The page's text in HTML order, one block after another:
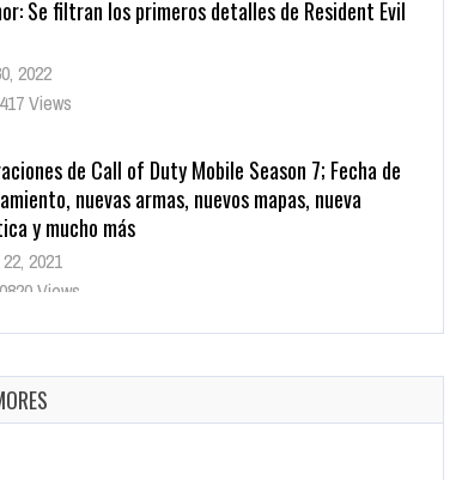
Se filtran los primeros detalles de Resident Evil
2022
Views
de Call of Duty Mobile Season 7; Fecha de
nuevas armas, nuevos mapas, nueva
y mucho más
2021
Views
de Call of Duty 2021 aparentemente
2021
Views